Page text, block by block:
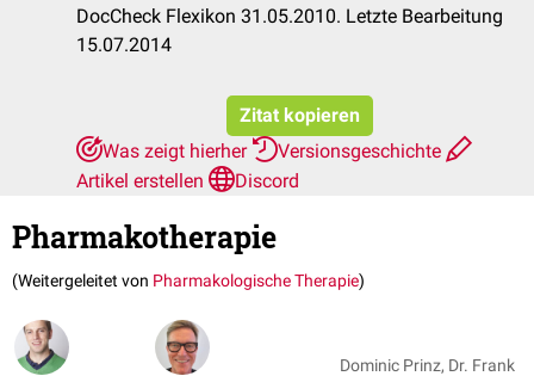
DocCheck Flexikon 31.05.2010. Letzte Bearbeitung
15.07.2014
Zitat kopieren
Was zeigt hierher
Versionsgeschichte
Artikel erstellen
Discord
Pharmakotherapie
(Weitergeleitet von Pharmakologische Therapie)
Dominic Prinz, Dr. Frank